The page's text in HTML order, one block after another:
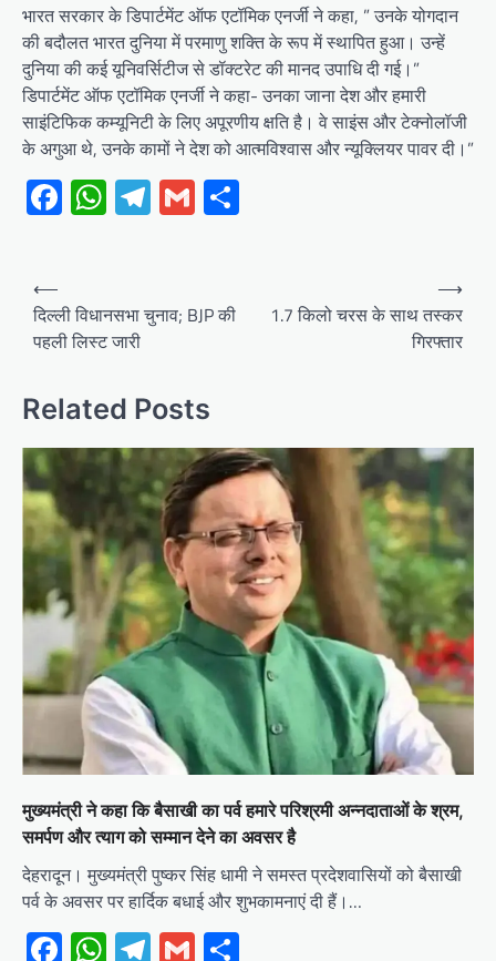
भारत सरकार के डिपार्टमेंट ऑफ एटॉमिक एनर्जी ने कहा, ” उनके योगदान
की बदौलत भारत दुनिया में परमाणु शक्ति के रूप में स्थापित हुआ। उन्हें
दुनिया की कई यूनिवर्सिटीज से डॉक्टरेट की मानद उपाधि दी गई।”
डिपार्टमेंट ऑफ एटॉमिक एनर्जी ने कहा- उनका जाना देश और हमारी
साइंटिफिक कम्यूनिटी के लिए अपूरणीय क्षति है। वे साइंस और टेक्नोलॉजी
के अगुआ थे, उनके कामों ने देश को आत्मविश्वास और न्यूक्लियर पावर दी।”
Facebook
WhatsApp
Telegram
Gmail
Post
navigation
⟵
दिल्ली विधानसभा चुनाव; BJP की
पहली लिस्ट जारी
1.7 किलो चरस के साथ तस्कर
गिरफ्तार
⟶
Related Posts
मुख्यमंत्री ने कहा कि बैसाखी का पर्व हमारे परिश्रमी अन्नदाताओं के श्रम,
समर्पण और त्याग को सम्मान देने का अवसर है
देहरादून। मुख्यमंत्री पुष्कर सिंह धामी ने समस्त प्रदेशवासियों को बैसाखी
पर्व के अवसर पर हार्दिक बधाई और शुभकामनाएं दी हैं।…
Facebook
WhatsApp
Telegram
Gmail